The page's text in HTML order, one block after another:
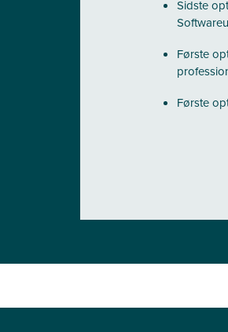
Sidste
Første
Første